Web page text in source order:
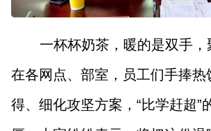
一杯杯奶茶，暖的是双手，
在各网点、部室，员工们手捧热
得、细化攻坚方案，“比学赶超”